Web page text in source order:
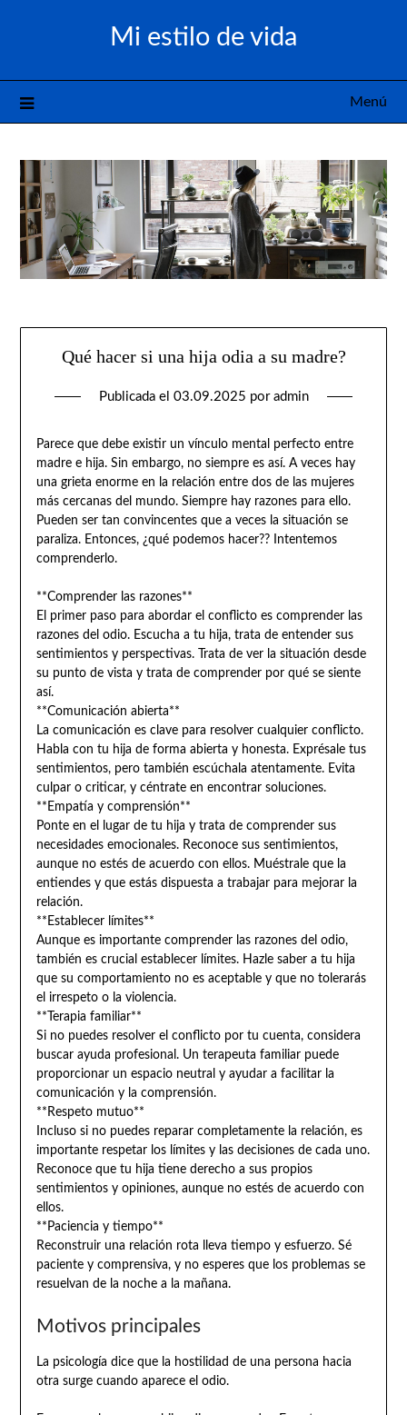
Mi estilo de vida
Menú
Qué hacer si una hija odia a su madre?
Publicada el 03.09.2025 por admin
Parece que debe existir un vínculo mental perfecto entre
madre e hija. Sin embargo, no siempre es así. A veces hay
una grieta enorme en la relación entre dos de las mujeres
más cercanas del mundo. Siempre hay razones para ello.
Pueden ser tan convincentes que a veces la situación se
paraliza. Entonces, ¿qué podemos hacer?? Intentemos
comprenderlo.
**Comprender las razones**
El primer paso para abordar el conflicto es comprender las
razones del odio. Escucha a tu hija, trata de entender sus
sentimientos y perspectivas. Trata de ver la situación desde
su punto de vista y trata de comprender por qué se siente
así.
**Comunicación abierta**
La comunicación es clave para resolver cualquier conflicto.
Habla con tu hija de forma abierta y honesta. Exprésale tus
sentimientos, pero también escúchala atentamente. Evita
culpar o criticar, y céntrate en encontrar soluciones.
**Empatía y comprensión**
Ponte en el lugar de tu hija y trata de comprender sus
necesidades emocionales. Reconoce sus sentimientos,
aunque no estés de acuerdo con ellos. Muéstrale que la
entiendes y que estás dispuesta a trabajar para mejorar la
relación.
**Establecer límites**
Aunque es importante comprender las razones del odio,
también es crucial establecer límites. Hazle saber a tu hija
que su comportamiento no es aceptable y que no tolerarás
el irrespeto o la violencia.
**Terapia familiar**
Si no puedes resolver el conflicto por tu cuenta, considera
buscar ayuda profesional. Un terapeuta familiar puede
proporcionar un espacio neutral y ayudar a facilitar la
comunicación y la comprensión.
**Respeto mutuo**
Incluso si no puedes reparar completamente la relación, es
importante respetar los límites y las decisiones de cada uno.
Reconoce que tu hija tiene derecho a sus propios
sentimientos y opiniones, aunque no estés de acuerdo con
ellos.
**Paciencia y tiempo**
Reconstruir una relación rota lleva tiempo y esfuerzo. Sé
paciente y comprensiva, y no esperes que los problemas se
resuelvan de la noche a la mañana.
Motivos principales
La psicología dice que la hostilidad de una persona hacia
otra surge cuando aparece el odio.